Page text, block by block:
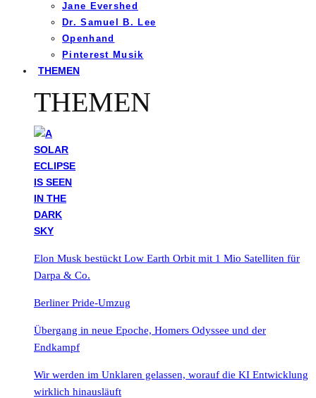
Jane Evershed
Dr. Samuel B. Lee
Openhand
Pinterest Musik
THEMEN
THEMEN
Elon Musk bestückt Low Earth Orbit mit 1 Mio Satelliten für
Darpa & Co.
Berliner Pride-Umzug
Übergang in neue Epoche, Homers Odyssee und der
Endkampf
Wir werden im Unklaren gelassen, worauf die KI Entwicklung
wirklich hinausläuft